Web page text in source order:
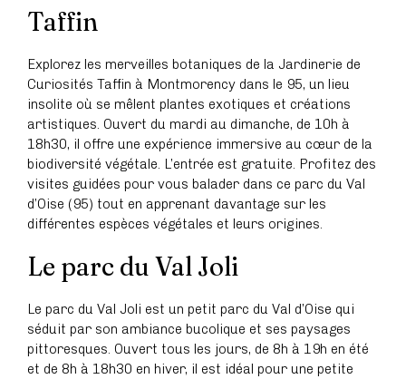
Taffin
Explorez les merveilles botaniques de la Jardinerie de
Curiosités Taffin à Montmorency dans le 95, un lieu
insolite où se mêlent plantes exotiques et créations
artistiques. Ouvert du mardi au dimanche, de 10h à
18h30, il offre une expérience immersive au cœur de la
biodiversité végétale. L’entrée est gratuite. Profitez des
visites guidées pour vous balader dans ce parc du Val
d’Oise (95) tout en apprenant davantage sur les
différentes espèces végétales et leurs origines.
Le parc du Val Joli
Le parc du Val Joli est un petit parc du Val d’Oise qui
séduit par son ambiance bucolique et ses paysages
pittoresques. Ouvert tous les jours, de 8h à 19h en été
et de 8h à 18h30 en hiver, il est idéal pour une petite